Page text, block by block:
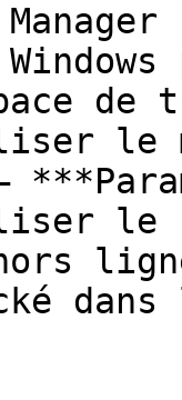
de
le
le
dans